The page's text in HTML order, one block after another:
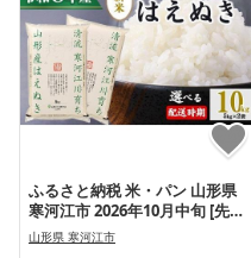
ふるさと納税 米・パン 山形県
寒河江市 2026年10月中旬 [先行
予約]新米 令和8年産 はえぬき
10kg(5kg×2袋) 清流寒河江川育
山形県 寒河江市